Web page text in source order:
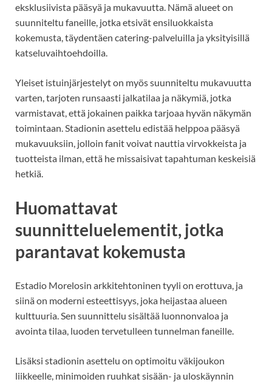
eksklusiivista pääsyä ja mukavuutta. Nämä alueet on
suunniteltu faneille, jotka etsivät ensiluokkaista
kokemusta, täydentäen catering-palveluilla ja yksityisillä
katseluvaihtoehdoilla.
Yleiset istuinjärjestelyt on myös suunniteltu mukavuutta
varten, tarjoten runsaasti jalkatilaa ja näkymiä, jotka
varmistavat, että jokainen paikka tarjoaa hyvän näkymän
toimintaan. Stadionin asettelu edistää helppoa pääsyä
mukavuuksiin, jolloin fanit voivat nauttia virvokkeista ja
tuotteista ilman, että he missaisivat tapahtuman keskeisiä
hetkiä.
Huomattavat
suunnitteluelementit, jotka
parantavat kokemusta
Estadio Morelosin arkkitehtoninen tyyli on erottuva, ja
siinä on moderni esteettisyys, joka heijastaa alueen
kulttuuria. Sen suunnittelu sisältää luonnonvaloa ja
avointa tilaa, luoden tervetulleen tunnelman faneille.
Lisäksi stadionin asettelu on optimoitu väkijoukon
liikkeelle, minimoiden ruuhkat sisään- ja uloskäynnin